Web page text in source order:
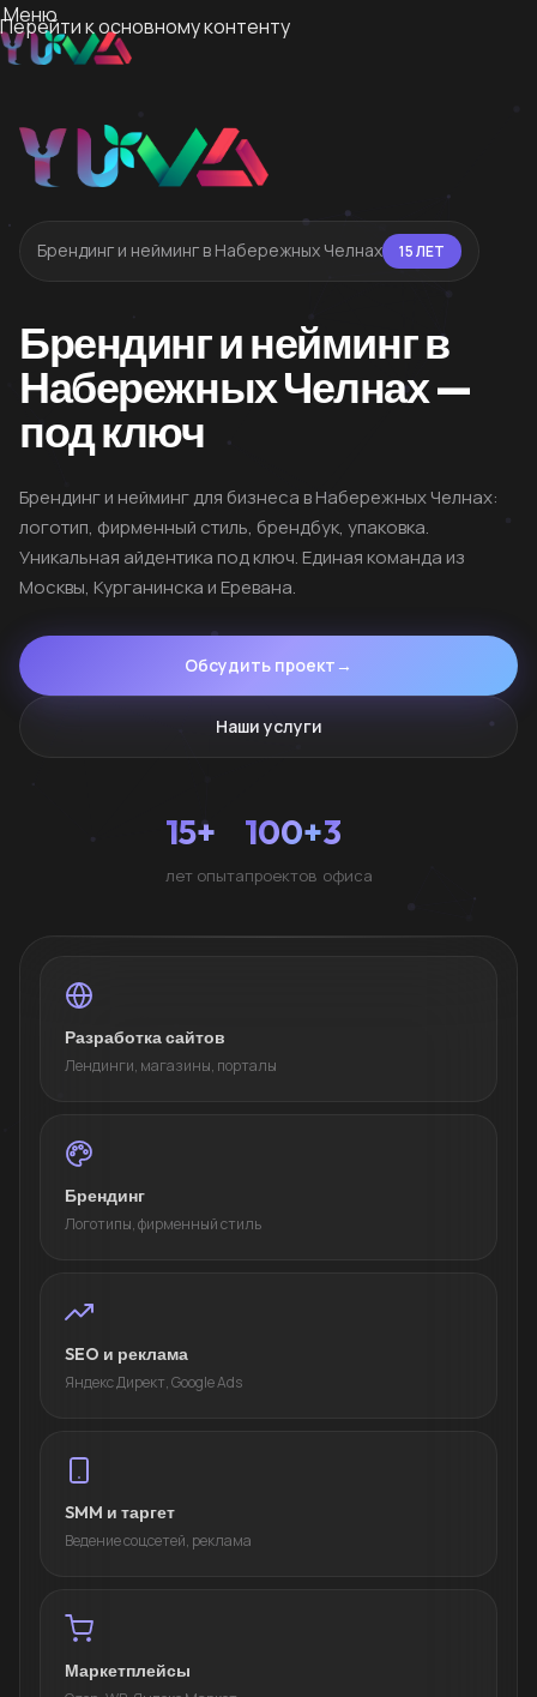
Перейти к основному контенту
Меню
Брендинг и нейминг в Набережных Челнах 15 ЛЕТ
Брендинг и нейминг в
Набережных Челнах —
под ключ
Брендинг и нейминг для бизнеса в Набережных Челнах:
логотип, фирменный стиль, брендбук, упаковка.
Уникальная айдентика под ключ. Единая команда из
Москвы, Курганинска и Еревана.
Обсудить проект →
Наши услуги
15+
лет опыта
100+
проектов
3
офиса
Разработка сайтов
Лендинги, магазины, порталы
Брендинг
Логотипы, фирменный стиль
SEO и реклама
Яндекс Директ, Google Ads
SMM и таргет
Ведение соцсетей, реклама
Маркетплейсы